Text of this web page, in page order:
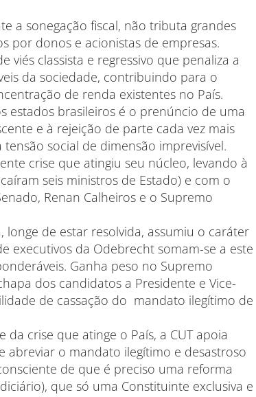
a sonegação fiscal, não tributa grandes
por donos e acionistas de empresas.
classista e regressivo que penaliza a
da sociedade, contribuindo para o
de renda existentes no País.
brasileiros é o prenúncio de uma
e à rejeição de parte cada vez mais
social de dimensão imprevisível.
crise que atingiu seu núcleo, levando à
seis ministros de Estado) e com o
Renan Calheiros e o Supremo
de estar resolvida, assumiu o caráter
executivos da Odebrecht somam-se a este
Ganha peso no Supremo
dos candidatos a Presidente e Vice-
de cassação do mandato ilegítimo de
crise que atinge o País, a CUT apoia
abreviar o mandato ilegítimo e desastroso
de que é preciso uma reforma
que só uma Constituinte exclusiva e